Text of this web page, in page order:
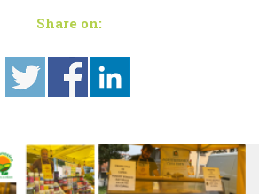
Share on: